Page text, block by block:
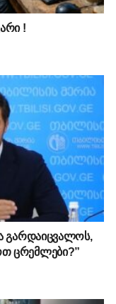
!
გარდაიცვალოს,
ცრემლები?”